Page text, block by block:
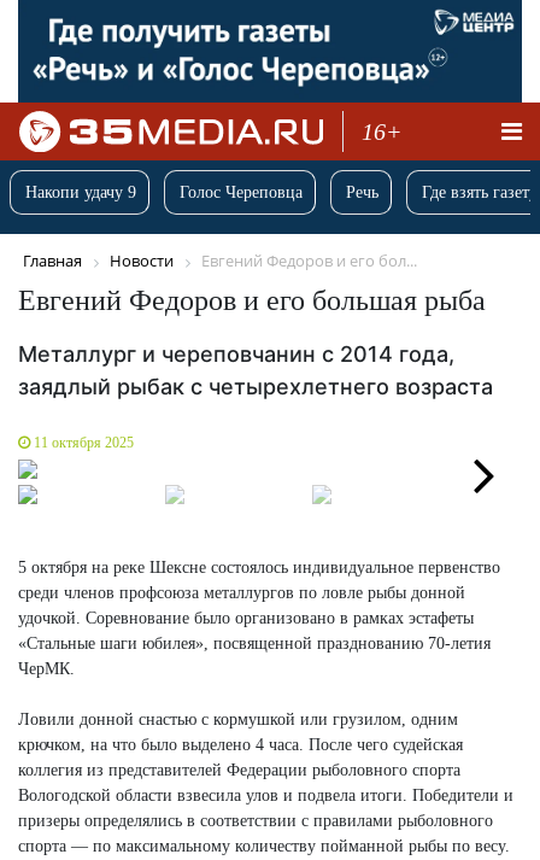
16+
Накопи удачу 9 Голос Череповца Речь Где взять
Главная Новости Евгений Федоров и его бол...
Евгений Федоров и его большая рыба
Металлург и череповчанин с 2014 года,
заядлый рыбак с четырехлетнего возраста
11 октября 2025
5 октября на реке Шексне состоялось индивидуальное первенство
среди членов профсоюза металлургов по ловле рыбы донной
удочкой. Соревнование было организовано в рамках эстафеты
«Стальные шаги юбилея», посвященной празднованию 70-летия
ЧерМК.
Ловили донной снастью с кормушкой или грузилом, одним
крючком, на что было выделено 4 часа. После чего судейская
коллегия из представителей Федерации рыболовного спорта
Вологодской области взвесила улов и подвела итоги. Победители и
призеры определялись в соответствии с правилами рыболовного
спорта — по максимальному количеству пойманной рыбы по весу.